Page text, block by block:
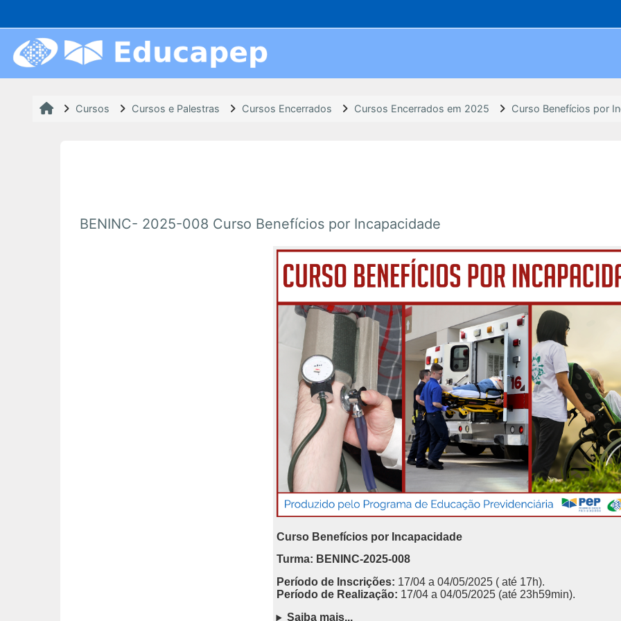
Cursos Cursos e Palestras Cursos Encerrados Cursos Encerrados em 2025 Curso Benefícios por
BENINC- 2025-008 Curso Benefícios por Incapacidade
Curso Benefícios por Incapacidade
Turma: BENINC-2025-008
Período de Inscrições: 17/04 a 04/05/2025 ( até 17h).
Período de Realização: 17/04 a 04/05/2025 (até 23h59min).
Saiba mais...